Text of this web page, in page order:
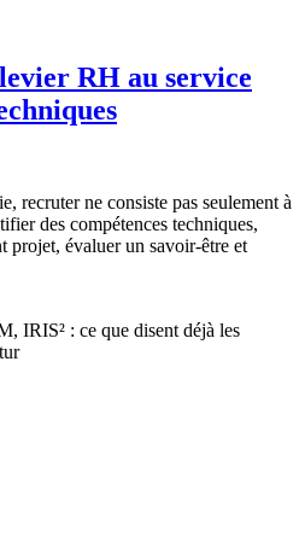
RH au service
recruter ne consiste pas seulement à
des compétences techniques,
projet, évaluer un savoir-être et